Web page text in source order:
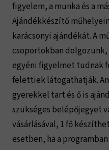
figyelem, a munka és a
Ajándékkészítő
karácsonyi ajándékát. A
csoportokban
egyéni figyelmet tudnak
felettiek látogathatják.
gyerekkel tart és ő is
szükséges belépőjegyet
vásárlásával, 1 fő
esetben, ha a